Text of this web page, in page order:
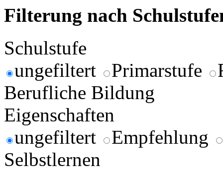
Filterung nach
Schulstufe
ungefiltert
Primarstufe
Berufliche Bildung
Eigenschaften
ungefiltert
Empfehlung
Selbstlernen